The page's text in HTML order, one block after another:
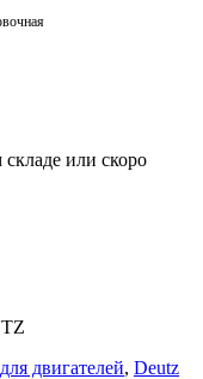
или скоро
двигателей, Deutz